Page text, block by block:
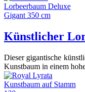
Künstlicher
Dieser gigantische
Kunstbaum in einem